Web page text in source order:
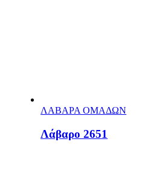
ΛΑΒΑΡΑ ΟΜΑΔΩΝ
Λάβαρο 2651